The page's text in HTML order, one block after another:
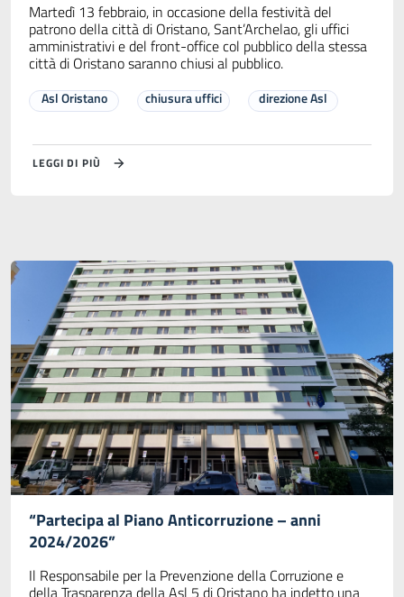
Martedì 13 febbraio, in occasione della festività del
patrono della città di Oristano, Sant’Archelao, gli uffici
amministrativi e del front-office col pubblico della stessa
città di Oristano saranno chiusi al pubblico.
Asl Oristano chiusura uffici direzione Asl
LEGGI DI PIÙ
“Partecipa al Piano Anticorruzione – anni
2024/2026”
Il Responsabile per la Prevenzione della Corruzione e
della Trasparenza della Asl 5 di Oristano ha indetto una